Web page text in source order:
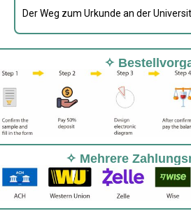
Der Weg zum Urkunde an der
✧
✧ Mehrere